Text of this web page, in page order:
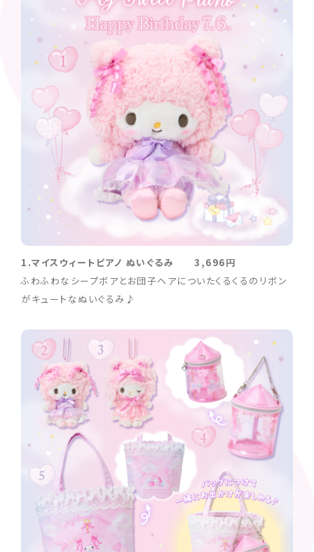
1.マイスウィートピアノ ぬいぐるみ 3,696円
ふわふわなシープボアとお団子ヘアについたくるくるのリボン
がキュートなぬいぐるみ♪